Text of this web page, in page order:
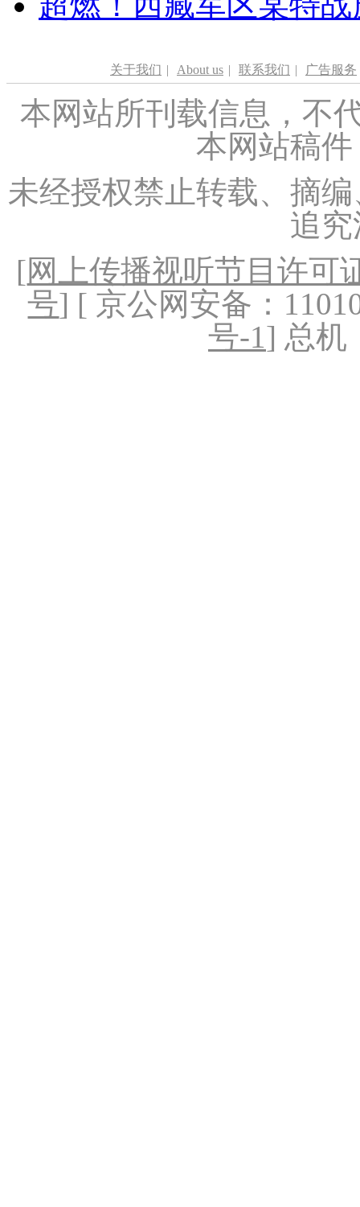
关于我们 | About us | 联系我们 | 广告服务
本网站所刊载信息，不
本网站稿
未经授权禁止转载、摘
追
[网上传播视听节目许可
号] [ 京公网安备：
号-1] 总机